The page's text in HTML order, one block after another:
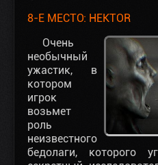
8-Е МЕСТО: HEKTOR
Очень
необычный
ужастик, в
котором
игрок
возьмет
роль
неизвестного
бедолаги, которого